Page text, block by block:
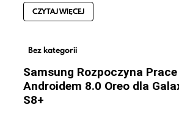
CZYTAJ WIĘCEJ
Bez kategorii
Samsung Rozpoczyna
Androidem 8.0 Oreo dla
S8+